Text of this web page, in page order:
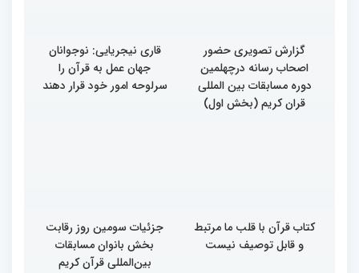
گزارش تصویری حضور
اصحاب رسانه درچهلمین
دوره مسابقات بین المللی
قران کریم (بخش اول)
قاری نیجریایی: نوجوانان
جهان عمل به قرآن را
سرلوحه امور خود قرار دهند
کتاب قرآن با قلب ما مرتبط
و قابل توصیف نیست
جزئیات سومین روز رقابت
بخش بانوان مسابقات
بین‌المللی قرآن کریم